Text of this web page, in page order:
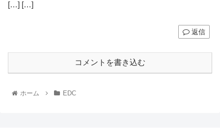
[…] […]
返信
コメントを書き込む
ホーム EDC